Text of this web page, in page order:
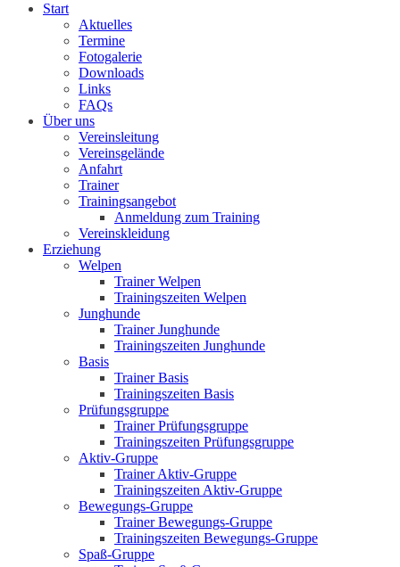
Start
Aktuelles
Termine
Fotogalerie
Downloads
Links
FAQs
Über uns
Vereinsleitung
Vereinsgelände
Anfahrt
Trainer
Trainingsangebot
Anmeldung zum Training
Vereinskleidung
Erziehung
Welpen
Trainer Welpen
Trainingszeiten Welpen
Junghunde
Trainer Junghunde
Trainingszeiten Junghunde
Basis
Trainer Basis
Trainingszeiten Basis
Prüfungsgruppe
Trainer Prüfungsgruppe
Trainingszeiten Prüfungsgruppe
Aktiv-Gruppe
Trainer Aktiv-Gruppe
Trainingszeiten Aktiv-Gruppe
Bewegungs-Gruppe
Trainer Bewegungs-Gruppe
Trainingszeiten Bewegungs-Gruppe
Spaß-Gruppe